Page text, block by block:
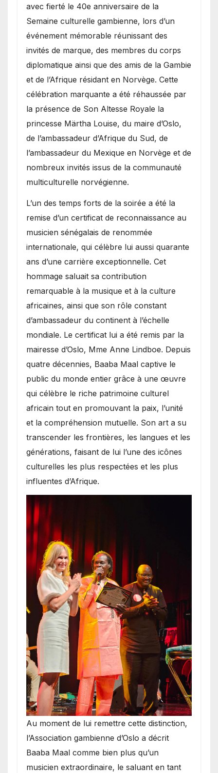
avec fierté le 40e anniversaire de la
Semaine culturelle gambienne, lors d’un
événement mémorable réunissant des
invités de marque, des membres du corps
diplomatique ainsi que des amis de la Gambie
et de l’Afrique résidant en Norvège. Cette
célébration marquante a été réhaussée par
la présence de Son Altesse Royale la
princesse Märtha Louise, du maire d’Oslo,
de l’ambassadeur d’Afrique du Sud, de
l’ambassadeur du Mexique en Norvège et de
nombreux invités issus de la communauté
multiculturelle norvégienne.
​L’un des temps forts de la soirée a été la
remise d’un certificat de reconnaissance au
musicien sénégalais de renommée
internationale, qui célèbre lui aussi quarante
ans d’une carrière exceptionnelle. Cet
hommage saluait sa contribution
remarquable à la musique et à la culture
africaines, ainsi que son rôle constant
d’ambassadeur du continent à l’échelle
mondiale. Le certificat lui a été remis par la
mairesse d’Oslo, Mme Anne Lindboe. Depuis
quatre décennies, Baaba Maal captive le
public du monde entier grâce à une œuvre
qui célèbre le riche patrimoine culturel
africain tout en promouvant la paix, l’unité
et la compréhension mutuelle. Son art a su
transcender les frontières, les langues et les
générations, faisant de lui l’une des icônes
culturelles les plus respectées et les plus
influentes d’Afrique.
​Au moment de lui remettre cette distinction,
l’Association gambienne d’Oslo a décrit
Baaba Maal comme bien plus qu’un
musicien extraordinaire, le saluant en tant